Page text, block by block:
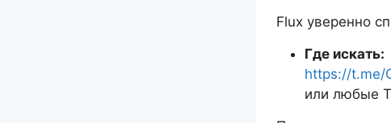
Flux уверенно
Где искать:
https://t.me/
или любые